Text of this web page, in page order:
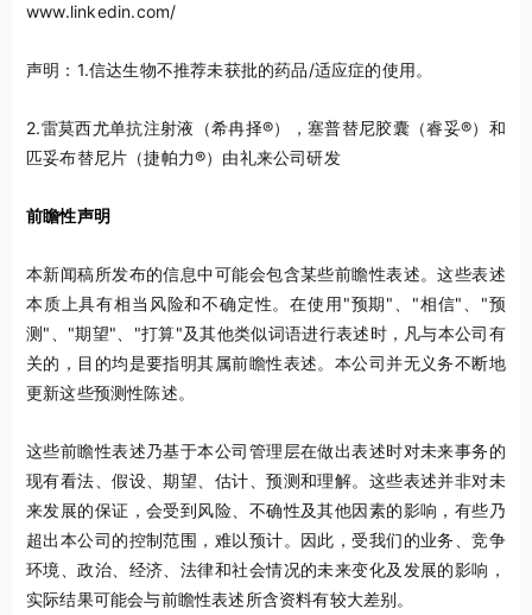
www.linkedin.com/
声明： 1.信达生物不推荐未获批的药品/适应症的使用。
2.雷莫西尤单抗注射液（希冉择®），塞普替尼胶囊（睿妥®）和
匹妥布替尼片（捷帕力®）由礼来公司研发
前瞻性声明
本新闻稿所发布的信息中可能会包含某些前瞻性表述。这些表述
本质上具有相当风险和不确定性。在使用"预期"、"相信"、"预
测"、"期望"、"打算"及其他类似词语进行表述时，凡与本公司有
关的，目的均是要指明其属前瞻性表述。本公司并无义务不断地
更新这些预测性陈述。
这些前瞻性表述乃基于本公司管理层在做出表述时对未来事务的
现有看法、假设、期望、估计、预测和理解。这些表述并非对未
来发展的保证，会受到风险、不确性及其他因素的影响，有些乃
超出本公司的控制范围，难以预计。因此，受我们的业务、竞争
环境、政治、经济、法律和社会情况的未来变化及发展的影响，
实际结果可能会与前瞻性表述所含资料有较大差别。